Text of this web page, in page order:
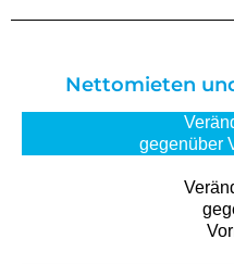
Nettomieten
gegenüber